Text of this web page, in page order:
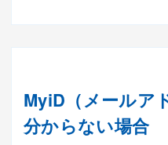
MyiD（メールア
分からない場合